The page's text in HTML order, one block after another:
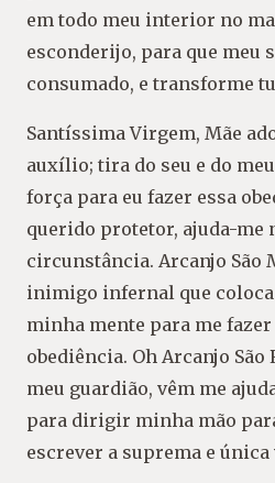
em todo meu interior no
esconderijo, para que meu
consumado, e transforme
Santíssima Virgem, Mãe
auxílio; tira do seu e do
força para eu fazer essa
querido protetor, ajuda-me
circunstância. Arcanjo São
inimigo infernal que
minha mente para me
obediência. Oh Arcanjo São
meu guardião, vêm me
para dirigir minha mão
escrever a suprema e única